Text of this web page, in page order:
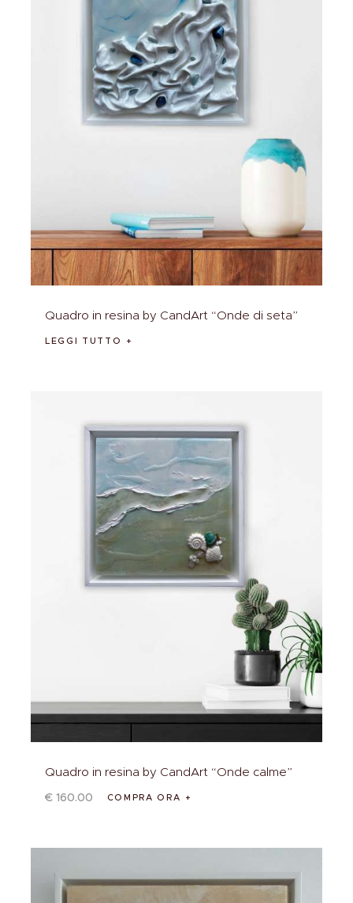
Quadro in resina by CandArt “Onde di seta”
LEGGI TUTTO
Quadro in resina by CandArt “Onde calme”
€ 160.00 COMPRA ORA